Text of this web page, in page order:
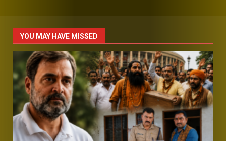
YOU MAY HAVE MISSED